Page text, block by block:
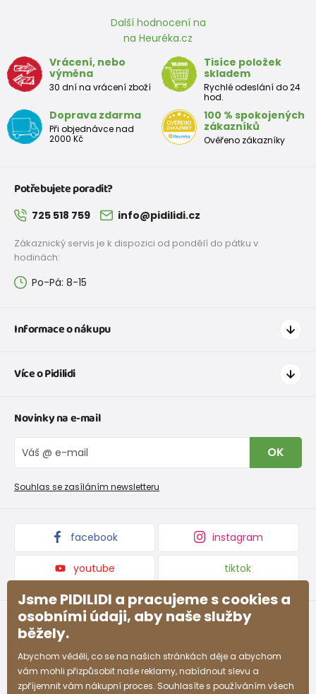
Další hodnocení na
na Heuréka.cz
Vrácení, nebo
výměna
30 dní na vrácení zboží
Tisíce položek
skladem
Rychlé odeslání do 24
hod.
Doprava zdarma
Při objednávce nad
2000 Kč
100 % spokojených
zákazníků
Ověřeno zákazníky
Potřebujete poradit?
725 518 759 info@pidilidi.cz
Zákaznický servis je k dispozici od pondělí do pátku v
hodinách:
Po-Pá: 8-15
Informace o nákupu
Doprava a platba
Tabulka velikostí obuvi
Vrácení zboží a reklamace
Reklamační řád
Nevyzvednutá objednávka na dobírku
Více o Pidilidi
O nás
Blog
Velkoobchod PiDiLiDi
Affiliate program
Kolekce zboží
Novinky na e-mail
OK
Souhlas se zasíláním newsletteru
facebook instagram
youtube tiktok
Jsme PIDILIDI a pracujeme s cookies a
osobními údaji, aby naše služby
běžely.
Abychom věděli, co se na našich stránkách děje a abychom
vám mohli přizpůsobit naše reklamy, nabídnout slevu a
zpříjemnit vám nákupní proces. Souhlasíte s používáním všech